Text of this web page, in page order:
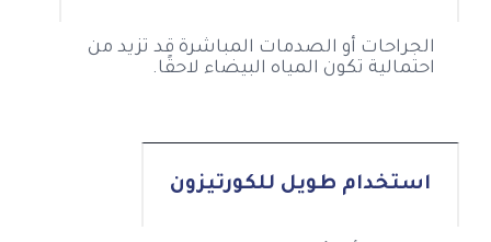
الجراحات أو الصدمات المباشرة قد تزيد من
احتمالية تكون المياه البيضاء لاحقًا.
استخدام طويل للكورتيزون